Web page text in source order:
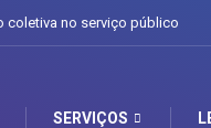
coletiva no serviço público
SERVIÇOS